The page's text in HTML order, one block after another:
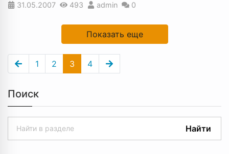
31.05.2007 493 admin 0
Показать еще
1 2 3 4
Поиск
Найти